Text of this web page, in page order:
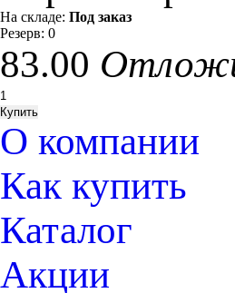
На складе: Под заказ
Резерв: 0
83.00
О компании
Как купить
Каталог
Акции